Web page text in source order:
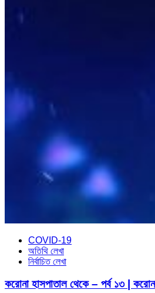
COVID-19
অতিথি লেখা
নির্বাচিত লেখা
করোনা হাসপাতাল থেকে – পর্ব ১৩ |